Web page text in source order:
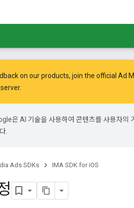
on our products, join the official Ad
server.
은 AI 기술을 사용하여 콘텐츠를 사용자의
.
Ads SDKs IMA SDK for iOS